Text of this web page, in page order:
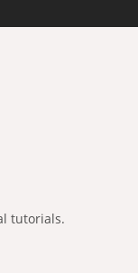
tutorials.